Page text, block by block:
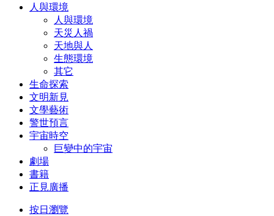
人與環境
人與環境
天災人禍
天地與人
生態環境
其它
生命探索
文明新見
文學藝術
警世預言
宇宙時空
巨變中的宇宙
劇場
書籍
正見廣播
按日瀏覽